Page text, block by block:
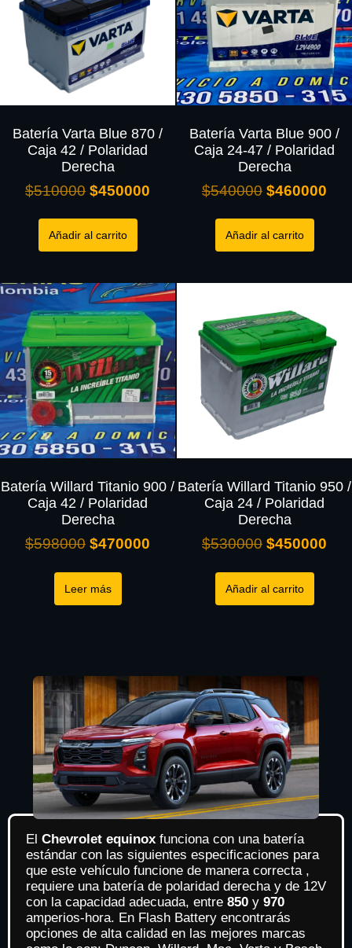
Batería Varta Blue 870 /
Caja 42 / Polaridad
Derecha
$510000 $450000
Añadir al carrito
Batería Varta Blue 900 /
Caja 24-47 / Polaridad
Derecha
$540000 $460000
Añadir al carrito
Batería Willard Titanio 900 /
Caja 42 / Polaridad
Derecha
$598000 $470000
Leer más
Batería Willard Titanio 950 /
Caja 24 / Polaridad
Derecha
$530000 $450000
Añadir al carrito
El Chevrolet equinox funciona con una batería
estándar con las siguientes especificaciones para
que este vehículo funcione de manera correcta ,
requiere una batería de polaridad derecha y de 12V
con la capacidad adecuada, entre 850 y 970
amperios-hora. En Flash Battery encontrarás
opciones de alta calidad en las mejores marcas